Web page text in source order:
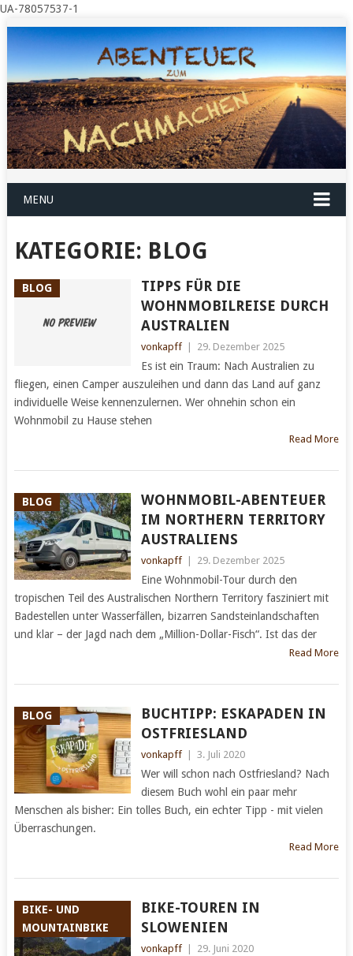
UA-78057537-1
MENU
KATEGORIE: BLOG
BLOG
TIPPS FÜR DIE
WOHNMOBILREISE DURCH
AUSTRALIEN
vonkapff 29. Dezember 2025
Es ist ein Traum: Nach Australien zu
fliegen, einen Camper auszuleihen und dann das Land auf ganz
individuelle Weise kennenzulernen. Wer ohnehin schon ein
Wohnmobil zu Hause stehen
Read More
BLOG
WOHNMOBIL-ABENTEUER
IM NORTHERN TERRITORY
AUSTRALIENS
vonkapff 29. Dezember 2025
Eine Wohnmobil-Tour durch den
tropischen Teil des Australischen Northern Territory fasziniert mit
Badestellen unter Wasserfällen, bizarren Sandsteinlandschaften
und klar – der Jagd nach dem „Million-Dollar-Fisch“. Ist das der
Read More
BLOG
BUCHTIPP: ESKAPADEN IN
OSTFRIESLAND
vonkapff 3. Juli 2020
Wer will schon nach Ostfriesland? Nach
diesem Buch wohl ein paar mehr
Menschen als bisher: Ein tolles Buch, ein echter Tipp - mit vielen
Überraschungen.
Read More
BIKE- UND
MOUNTAINBIKE
BIKE-TOUREN IN
SLOWENIEN
vonkapff 29. Juni 2020